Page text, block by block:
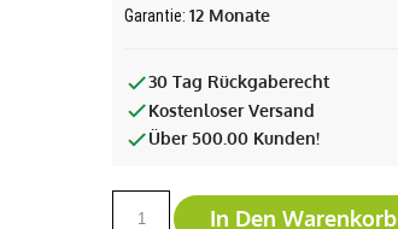
Garantie:12 Monate
30 Tag Rückgaberecht
Kostenloser Versand
Über 500.00 Kunden!
In Den Warenkorb